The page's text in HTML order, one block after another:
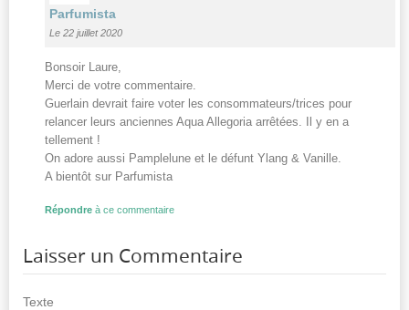
Parfumista
Le 22 juillet 2020
Bonsoir Laure,
Merci de votre commentaire.
Guerlain devrait faire voter les consommateurs/trices pour
relancer leurs anciennes Aqua Allegoria arrêtées. Il y en a
tellement !
On adore aussi Pamplelune et le défunt Ylang & Vanille.
A bientôt sur Parfumista
Répondre à ce commentaire
Laisser un Commentaire
Texte